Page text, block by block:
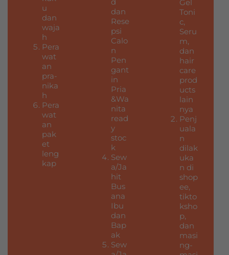
u
dan
waja
h
Pera
wat
an
pra-
nika
h
Pera
wat
an
pak
et
leng
kap
dan
Rese
psi
Calo
n
Pen
gant
in
Pria
&Wa
nita
read
y
stoc
k
Sew
a/Ja
hit
Bus
ana
Ibu
dan
Bap
ak
Sew
Gel
Toni
c,
Seru
m,
dan
hair
care
prod
ucts
lain
nya
Penj
uala
n
dilak
uka
n di
shop
ee,
tikto
ksho
p,
dan
masi
ng-